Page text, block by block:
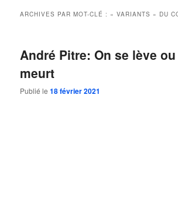
ARCHIVES PAR MOT-CLÉ : « VARIANTS » DU
André Pitre: On se lève
meurt
Publié le18 février 2021